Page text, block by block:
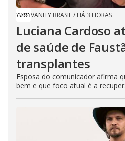
VANITY BRASIL/ HÁ 3 HORAS
Luciana Cardoso
de saúde de
transplantes
Esposa do comunicador afirma
bem e que foco atual é a